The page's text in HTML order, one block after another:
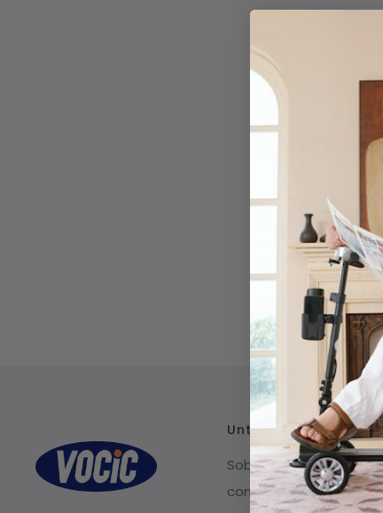
Unternehmen
Sobre nosotros
contacto